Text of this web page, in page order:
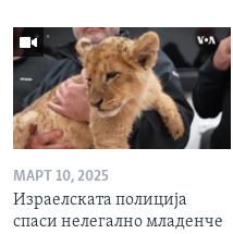
МАРТ 10, 2025
Израелската полиција
спаси нелегално младенче